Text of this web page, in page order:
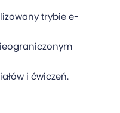
trybie e-
i ćwiczeń.